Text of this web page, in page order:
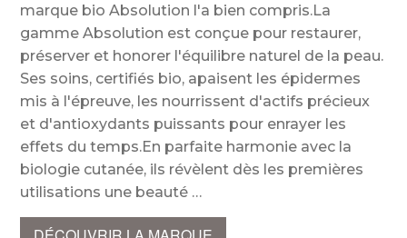
marque bio Absolution l'a bien compris.La
gamme Absolution est conçue pour restaurer,
préserver et honorer l'équilibre naturel de la peau.
Ses soins, certifiés bio, apaisent les épidermes
mis à l'épreuve, les nourrissent d'actifs précieux
et d'antioxydants puissants pour enrayer les
effets du temps.En parfaite harmonie avec la
biologie cutanée, ils révèlent dès les premières
utilisations une beauté